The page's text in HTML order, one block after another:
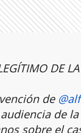
DE LA
de
de
sobre el